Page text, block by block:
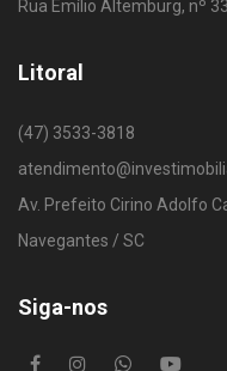
Rua Emílio Altemburg, nº
Litoral
(47) 3533-3818
Av. Prefeito Cirino Adolfo
Navegantes / SC
Siga-nos